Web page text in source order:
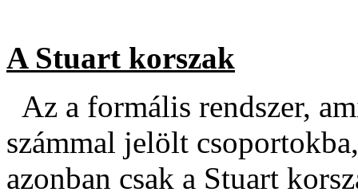
A Stuart korszak
Az a formális rendszer,
számmal jelölt
azonban csak a Stuart